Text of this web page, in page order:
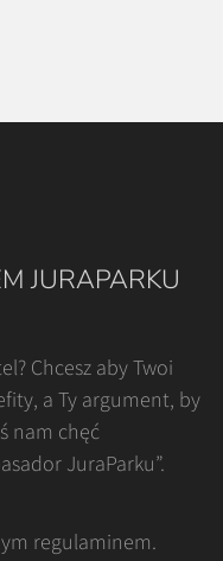
JURAPARKU
Chcesz aby Twoi
a Ty argument, by
nam chęć
JuraParku”.
regulaminem.